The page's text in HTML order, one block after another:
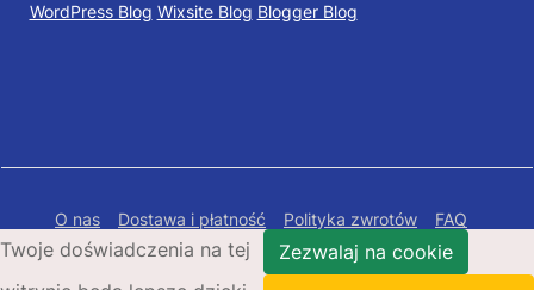
WordPress Blog Wixsite Blog Blogger Blog
O nas Dostawa i płatność Polityka zwrotów
FAQ
Polityka prywatności
Mapa Strony
Twoje doświadczenia na tej
Zezwalaj na cookie